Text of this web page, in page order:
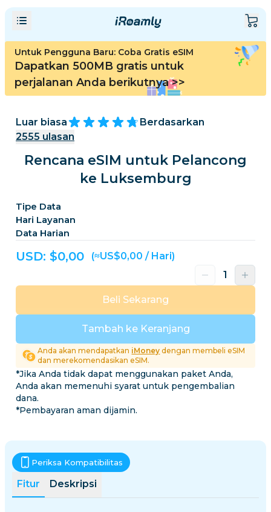
Untuk Pengguna Baru: Coba Gratis eSIM
Dapatkan 500MB gratis untuk
perjalanan Anda berikutnya>>
Luar biasa
Berdasarkan
2555 ulasan
Rencana eSIM untuk Pelancong
ke Luksemburg
Tipe Data
Hari Layanan
Data Harian
USD: $0,00 (≈US$0,00 / Hari)
Tambah ke Keranjang
Beli Sekarang
Anda akan mendapatkan iMoney dengan membeli eSIM
dan merekomendasikan eSIM.
*Jika Anda tidak dapat menggunakan paket Anda,
Anda akan memenuhi syarat untuk pengembalian
dana.
*Pembayaran aman dijamin.
Fitur Deskripsi
Periksa Kompatibilitas